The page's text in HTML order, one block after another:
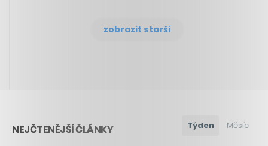
zobrazit starší
NEJČTENĚJŠÍ ČLÁNKY Týden Měsíc